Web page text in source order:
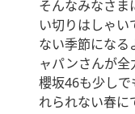
そんなみなさま
い切りはしゃ
ない季節になる
ャパンさんが全
櫻坂46も少し
れられない春に